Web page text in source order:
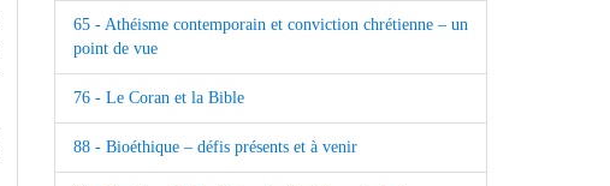
65 - Athéisme contemporain et conviction chrétienne – un
point de vue
76 - Le Coran et la Bible
88 - Bioéthique – défis présents et à venir